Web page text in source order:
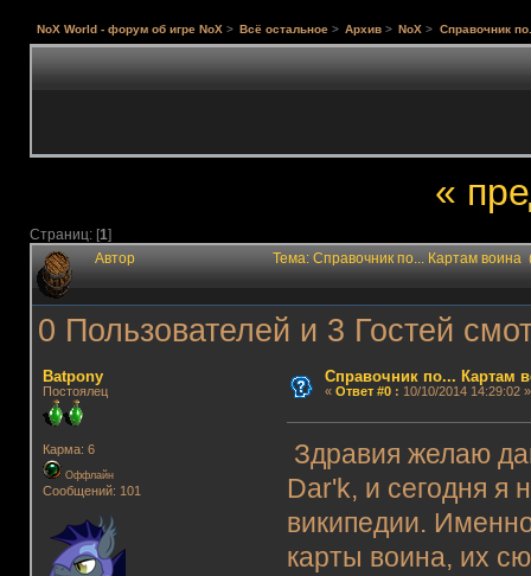
NoX World - форум об игре NoX > Всё остальное > Архив > NoX > Справочник
«
Страниц: [1]
Автор Тема: Справочник по... Картам
0 Пользователей и 3 Гостей
Batpony
Постоялец
Карма: 6
Оффлайн
Сообщений: 101
Справочник по... Картам
« Ответ #0: 10/10/2014 14:29:02 »
Здравия желаю
Dar'k, и сегодня я
википедии.
карты воина, их